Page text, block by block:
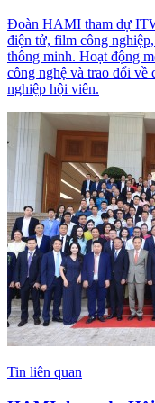
Đoàn HAMI tham dự
điện tử, film công
thông minh. Hoạt động
công nghệ và trao đổi về
nghiệp hội viên.
Tin liên quan